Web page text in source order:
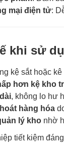
mại điện tử:
khi sử
kệ sắt hoặc
hơn kệ kho
, không lo hư
hàng hóa
lý khonhờ
tiết kiệm